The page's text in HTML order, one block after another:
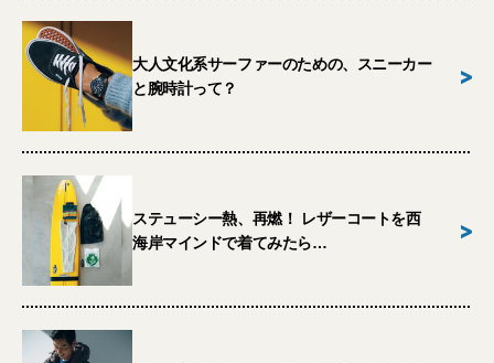
大人文化系サーファーのための、スニーカー
と腕時計って？
>
ステューシー熱、再燃！ レザーコートを西
海岸マインドで着てみたら…
>